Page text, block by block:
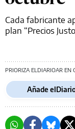
Cada fabricante
plan “Precios
PRIORIZA ELDIARIOAR EN
Añade